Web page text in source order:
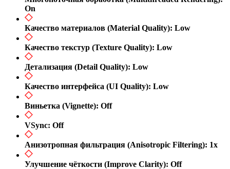
On​
Качество материалов (Material Quality): Low​
Качество текстур (Texture Quality): Low​
Детализация (Detail Quality): Low​
Качество интерфейса (UI Quality): Low​
Виньетка (Vignette): Off​
VSync: Off​
Анизотропная фильтрация (Anisotropic Filtering): 1x​
Улучшение чёткости (Improve Clarity): Off​